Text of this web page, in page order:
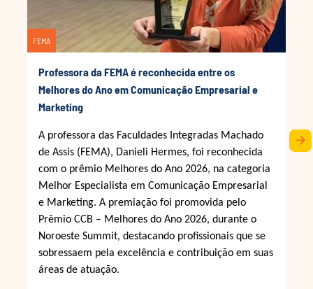
FEMA
Professora da FEMA é reconhecida entre os
Melhores do Ano em Comunicação Empresarial e
Marketing
A professora das Faculdades Integradas Machado
de Assis (FEMA), Danieli Hermes, foi reconhecida
com o prêmio Melhores do Ano 2026, na categoria
Melhor Especialista em Comunicação Empresarial
e Marketing. A premiação foi promovida pelo
Prêmio CCB – Melhores do Ano 2026, durante o
Noroeste Summit, destacando profissionais que se
sobressaem pela excelência e contribuição em suas
áreas de atuação.
arrow_forward